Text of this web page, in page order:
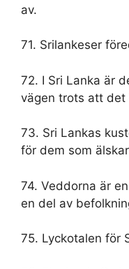
av.
71. Srilankeser
72. I Sri Lanka är
vägen trots att
73. Sri Lankas
för dem som
74. Veddorna är
en del av
75. Lyckotalen för